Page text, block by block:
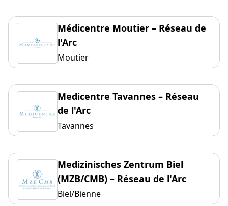
Médicentre Moutier – Réseau de
l'Arc
Moutier
Medicentre Tavannes – Réseau
de l'Arc
Tavannes
Medizinisches Zentrum Biel
(MZB/CMB) – Réseau de l'Arc
Biel/Bienne